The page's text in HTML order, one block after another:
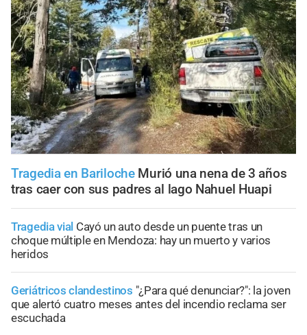
Tragedia en Bariloche Murió una nena de 3 años
tras caer con sus padres al lago Nahuel Huapi
Tragedia vial Cayó un auto desde un puente tras un
choque múltiple en Mendoza: hay un muerto y varios
heridos
Geriátricos clandestinos "¿Para qué denunciar?": la joven
que alertó cuatro meses antes del incendio reclama ser
escuchada